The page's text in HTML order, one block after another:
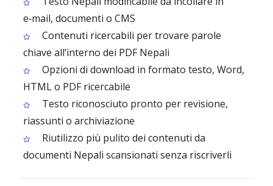
e‑mail, documenti o CMS
Contenuti ricercabili per trovare parole
chiave all’interno dei PDF Nepali
Opzioni di download in formato testo, Word,
HTML o PDF ricercabile
Testo riconosciuto pronto per revisione,
riassunti o archiviazione
Riutilizzo più pulito dei contenuti da
documenti Nepali scansionati senza riscriverli